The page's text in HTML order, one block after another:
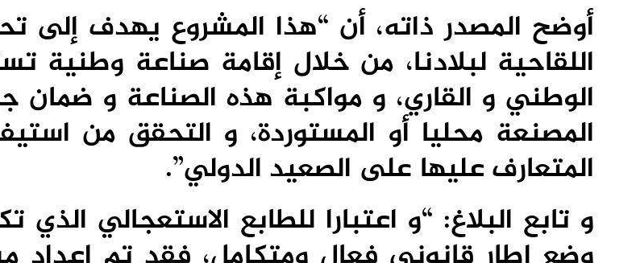
أوضح المصدر ذاته، أن “هذا المشروع يهدف إلى
اللقاحية لبلادنا، من خلال إقامة صناعة وطنية
الوطني و القاري، و مواكبة هذه الصناعة و ضمان
المصنعة محليا أو المستوردة، و التحقق من
المتعارف عليها على الصعيد الدولي”.
و تابع البلاغ: “و اعتبارا للطابع الاستعجالي